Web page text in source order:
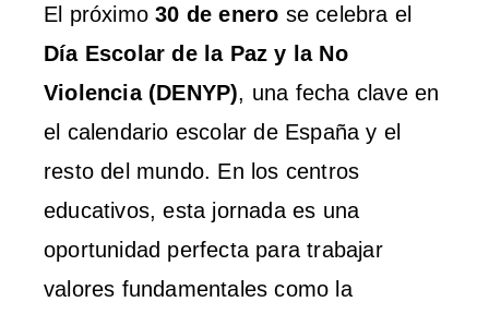
El próximo30 de enero se celebra el
Día Escolar de la Paz y la No
Violencia (DENYP), una fecha clave en
el calendario escolar de España y el
resto del mundo. En los centros
educativos, esta jornada es una
oportunidad perfecta para trabajar
valores fundamentales como la